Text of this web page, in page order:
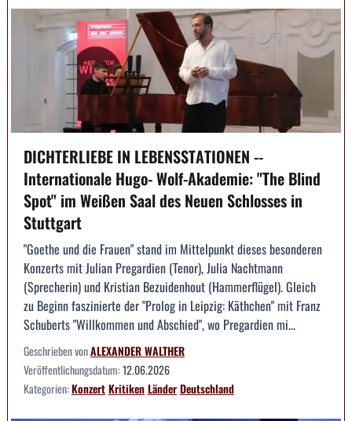
DICHTERLIEBE IN LEBENSSTATIONEN --
Internationale Hugo- Wolf-Akademie: "The Blind
Spot" im Weißen Saal des Neuen Schlosses in
Stuttgart
"Goethe und die Frauen" stand im Mittelpunkt dieses besonderen
Konzerts mit Julian Pregardien (Tenor), Julia Nachtmann
(Sprecherin) und Kristian Bezuidenhout (Hammerflügel). Gleich
zu Beginn faszinierte der "Prolog in Leipzig: Käthchen" mit Franz
Schuberts "Willkommen und Abschied", wo Pregardien mi...
Geschrieben vonALEXANDER WALTHER
Veröffentlichungsdatum:12.06.2026
Kategorien:KonzertKritikenLänderDeutschland